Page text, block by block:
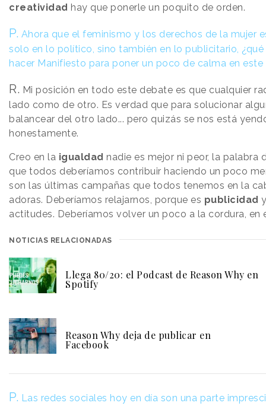
creatividad hay que ponerle un poquito de orden.
P. Ahora que el feminismo y los derechos de la mujer
solo en lo político, sino también en lo publicitario,
hacer Manifiesto para poner un poco de calma en
R. Mi posición en todo este debate es que cualquier
lado como de otro. Es verdad que para solucionar
balancear del otro lado... pero quizás se nos está
honestamente.
Creo en la igualdad nadie es mejor ni peor, la palabra
que todos deberíamos contribuir haciendo un poco
son las últimas campañas que todos tenemos en la
adoras. Deberíamos relajarnos, porque es publicidad
actitudes. Deberíamos volver un poco a la cordura,
NOTICIAS RELACIONADAS
Llega 80/20: el Podcast de Reason Why en
Spotify
Reason Why deja de publicar en
Facebook
P. Las redes sociales hoy en día son una parte